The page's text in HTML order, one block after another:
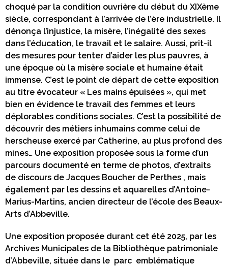
choqué par la condition ouvrière du début du XIXème
siècle, correspondant à l’arrivée de l’ère industrielle. Il
dénonça l’injustice, la misère, l’inégalité des sexes
dans l’éducation, le travail et le salaire. Aussi, prit-il
des mesures pour tenter d’aider les plus pauvres, à
une époque où la misère sociale et humaine était
immense. C’est le point de départ de cette exposition
au titre évocateur « Les mains épuisées », qui met
bien en évidence le travail des femmes et leurs
déplorables conditions sociales. C’est la possibilité de
découvrir des métiers inhumains comme celui de
herscheuse exercé par Catherine, au plus profond des
mines… Une exposition proposée sous la forme d’un
parcours documenté en terme de photos, d’extraits
de discours de Jacques Boucher de Perthes , mais
également par les dessins et aquarelles d’Antoine-
Marius-Martins, ancien directeur de l’école des Beaux-
Arts d’Abbeville.
Une exposition proposée durant cet été 2025, par les
Archives Municipales de la Bibliothèque patrimoniale
d’Abbeville, située dans le parc emblématique